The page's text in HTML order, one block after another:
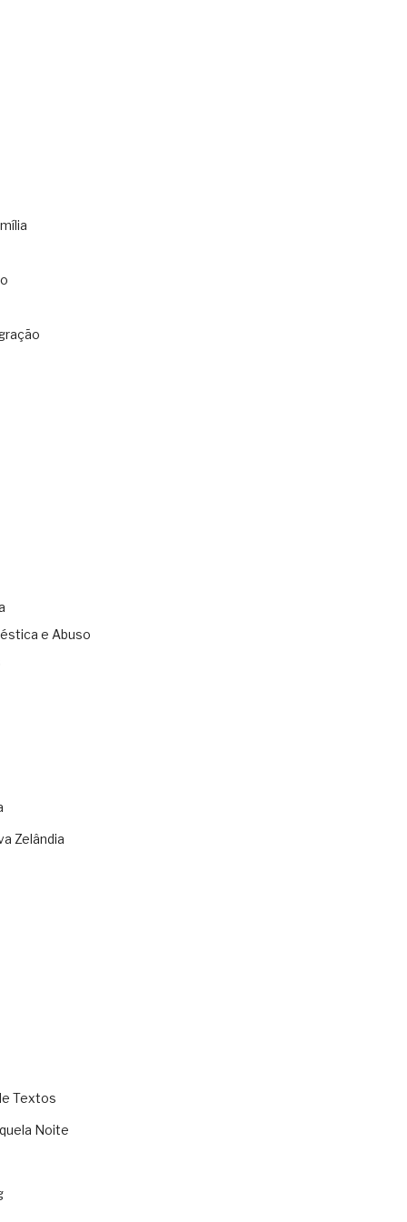
e Abuso
Zelândia
Textos
Noite